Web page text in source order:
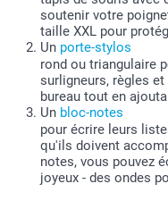
soutenir votre
taille XXL pour
Un porte-stylos
rond ou triangulaire
surligneurs, règles
bureau tout en
Un bloc-notes
pour écrire leurs
qu'ils doivent
notes, vous pouvez
joyeux - des ondes